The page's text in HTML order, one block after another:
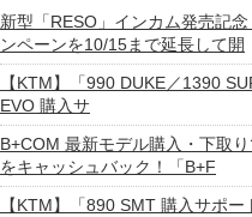
新型「RESO」インカム発売記
ンペーンを10/15まで延長して開
【KTM】「990 DUKE／1390
EVO 購入サ
B+COM 最新モデル購入・下取
をキャッシュバック！「B+F
【KTM】「890 SMT 購入サポー